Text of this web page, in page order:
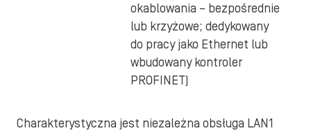
okablowania – bezpośrednie
lub krzyżowe; dedykowany
do pracy jako Ethernet lub
wbudowany kontroler
PROFINET)
Charakterystyczna jest niezależna obsługa LAN1